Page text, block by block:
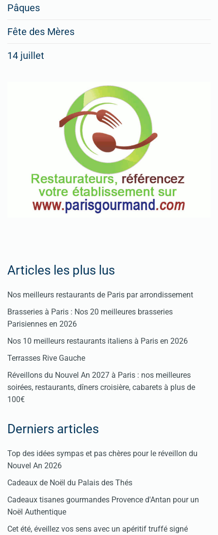
Pâques
Fête des Mères
14 juillet
Articles les plus lus
Nos meilleurs restaurants de Paris par arrondissement
Brasseries à Paris : Nos 20 meilleures brasseries
Parisiennes en 2026
Nos 10 meilleurs restaurants italiens à Paris en 2026
Terrasses Rive Gauche
Réveillons du Nouvel An 2027 à Paris : nos meilleures
soirées, restaurants, dîners croisière, cabarets à plus de
100€
Derniers articles
Top des idées sympas et pas chères pour le réveillon du
Nouvel An 2026
Cadeaux de Noël du Palais des Thés
Cadeaux tisanes gourmandes Provence d'Antan pour un
Noël Authentique
Cet été, éveillez vos sens avec un apéritif truffé signé